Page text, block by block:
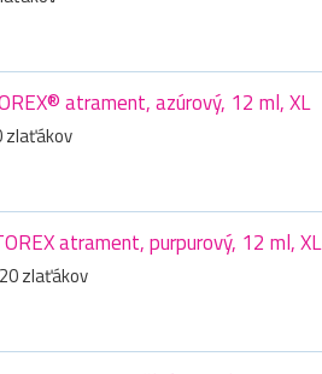
atrament, azúrový, 12 ml, XL
zlaťákov
atrament, purpurový, 12 ml, XL
20 zlaťákov